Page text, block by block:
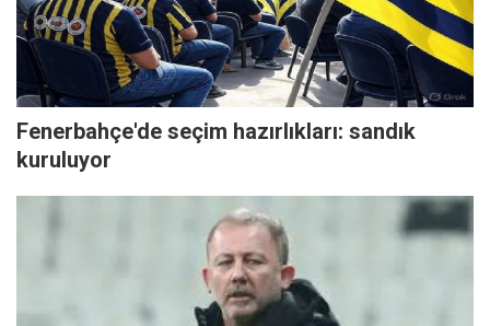
Fenerbahçe'de seçim hazırlıkları: sandık
kuruluyor